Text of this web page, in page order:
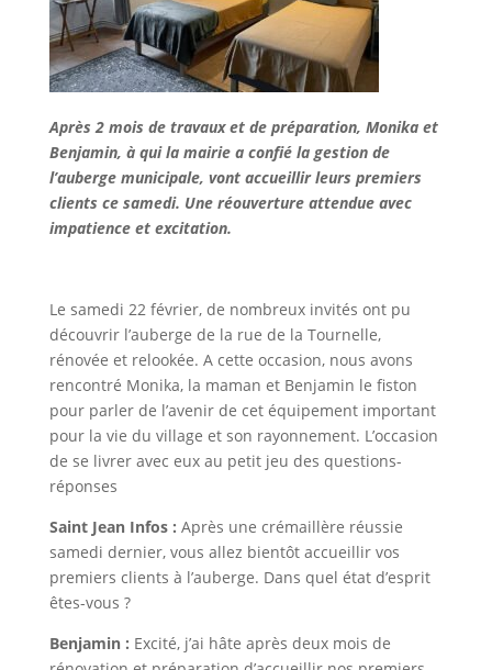
Après 2 mois de travaux et de préparation, Monika et
Benjamin, à qui la mairie a confié la gestion de
l’auberge municipale, vont accueillir leurs premiers
clients ce samedi. Une réouverture attendue avec
impatience et excitation.
Le samedi 22 février, de nombreux invités ont pu
découvrir l’auberge de la rue de la Tournelle,
rénovée et relookée. A cette occasion, nous avons
rencontré Monika, la maman et Benjamin le fiston
pour parler de l’avenir de cet équipement important
pour la vie du village et son rayonnement. L’occasion
de se livrer avec eux au petit jeu des questions-
réponses
Saint Jean Infos : Après une crémaillère réussie
samedi dernier, vous allez bientôt accueillir vos
premiers clients à l’auberge. Dans quel état d’esprit
êtes-vous ?
Benjamin : Excité, j’ai hâte après deux mois de